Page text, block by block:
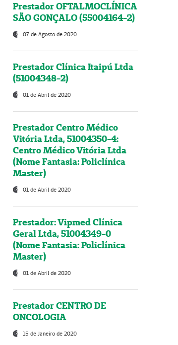
Prestador OFTALMOCLÍNICA
SÃO GONÇALO (55004164-2)
07 de Agosto de 2020
Prestador Clínica Itaipú Ltda
(51004348-2)
01 de Abril de 2020
Prestador Centro Médico
Vitória Ltda, 51004350-4:
Centro Médico Vitória Ltda
(Nome Fantasia: Policlínica
Master)
01 de Abril de 2020
Prestador: Vipmed Clínica
Geral Ltda, 51004349-0
(Nome Fantasia: Policlínica
Master)
01 de Abril de 2020
Prestador CENTRO DE
ONCOLOGIA
15 de Janeiro de 2020